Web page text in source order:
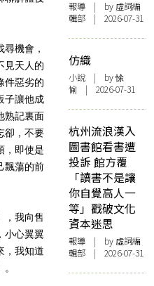
機會，
見天人的
件惡劣的
子讓他成
熟記裏面
卻，不要
，即使是
飄蕩的前
，我向售
小心翼翼
，我知道
報導 | by 虛詞編
輯部 | 2026-07-31
仿織
小說 | by 悇
愉 | 2026-07-31
杭州流浪漢入
圖書館看書遭
投訴 館方覆
「讀書不是讓
你自覺高人一
等」戳破文化
資本迷思
報導 | by 虛詞編
輯部 | 2026-07-31